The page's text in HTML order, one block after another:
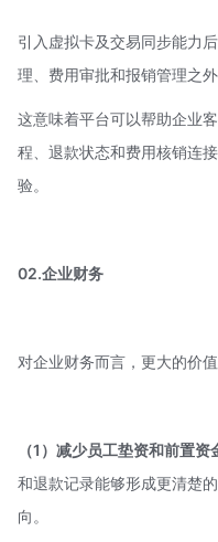
引入虚拟卡及交易同步能力
理、费用审批和报销管理之
这意味着平台可以帮助企业
程、退款状态和费用核销连
验。
02.企业财务
对企业财务而言，更大的价
（1）减少员工垫资和前置资
和退款记录能够形成更清楚
向。